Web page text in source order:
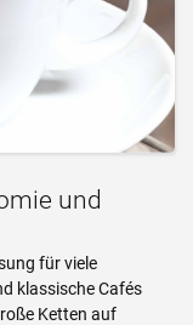
und
für viele
klassische Cafés
Ketten auf